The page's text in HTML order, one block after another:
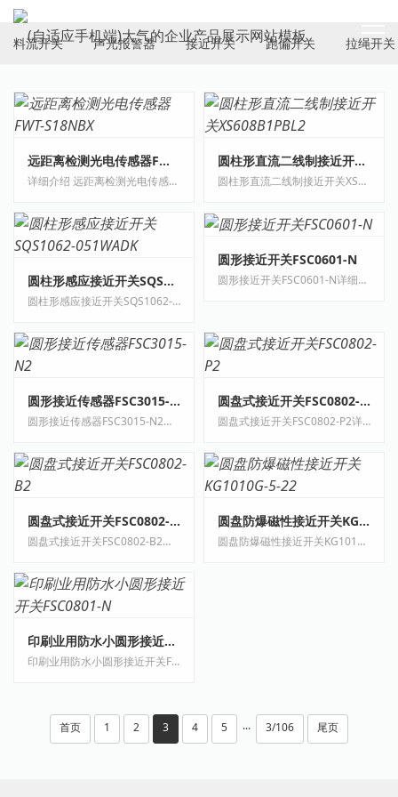
ELECTRICAL SWITCH
料流开关 声光报警器 接近开关 跑偏开关 拉绳开关
远距离检测光电传感器FWT-S18NBX
详细介绍 远距离检测光电传感器FWT-S18NBX特点：1、具有自诊断稳定工作区指示功能，可···
圆柱形直流二线制接近开关XS608B1PBL2
圆柱形直流二线制接近开关XS608B1PBL2详细介绍 直流二线制接近开关XS608B1PBL2接近传感···
圆柱形感应接近开关SQS1062-051WADK
圆柱形感应接近开关SQS1062-051WADK详细介绍 圆柱形感应接近开关SQS1062-051WADK圆柱形···
圆形接近开关FSC0601-N
圆形接近开关FSC0601-N详细介绍 卓信圆形接近开关FSC0601-N主要功能：1、检验距离检测···
圆形接近传感器FSC3015-N2
圆形接近传感器FSC3015-N2详细介绍 圆形接近传感器FSC3015-N2按工作原理可以分为以下几···
圆盘式接近开关FSC0802-P2
圆盘式接近开关FSC0802-P2详细介绍 卓信圆盘式接近开关FSC0802-P2结构形式：接近开关按···
圆盘式接近开关FSC0802-B2
圆盘式接近开关FSC0802-B2详细介绍 圆盘式接近开关FSC0802-B2产品描述：在各类开关中，···
圆盘防爆磁性接近开关KG1010G-5-22
圆盘防爆磁性接近开关KG1010G-5-22详细介绍 卓信圆盘防爆磁性接近开关KG1010G-5-22结构···
印刷业用防水小圆形接近开关FSC0801-N
印刷业用防水小圆形接近开关FSC0801-N详细介绍 卓信印刷业用防水小圆形接近开关FSC080···
首页 1 2 3 4 5 ··· 3/106 尾页